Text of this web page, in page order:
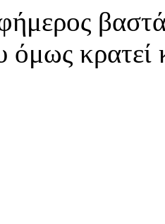
κρατεί